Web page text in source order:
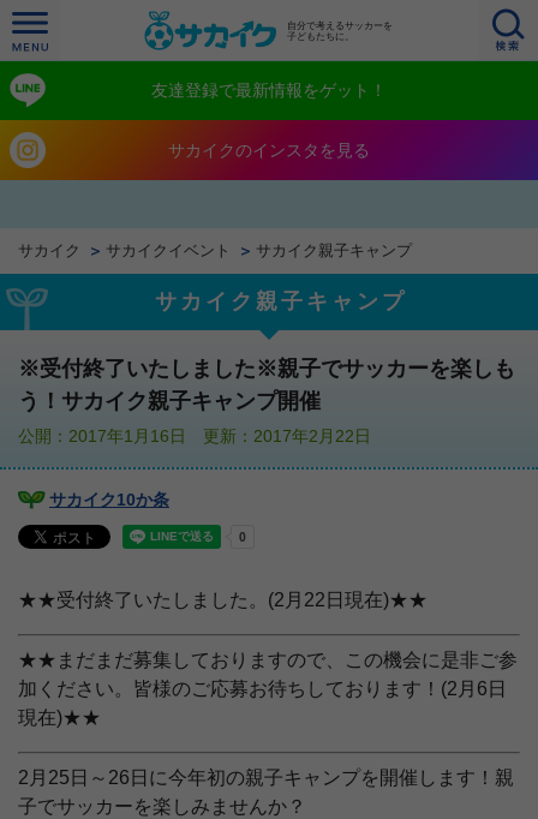
自分で考えるサッカーを
子どもたちに。
友達登録で最新情報をゲット！
サカイクのインスタを見る
サカイク サカイクイベント サカイク親子キャンプ
サカイク親子キャンプ
※受付終了いたしました※親子でサッカーを楽しも
う！サカイク親子キャンプ開催
公開：2017年1月16日 更新：2017年2月22日
サカイク10か条
★★受付終了いたしました。(2月22日現在)★★
★★まだまだ募集しておりますので、この機会に是非ご参
加ください。皆様のご応募お待ちしております！(2月6日
現在)★★
2月25日～26日に今年初の親子キャンプを開催します！親
子でサッカーを楽しみませんか？